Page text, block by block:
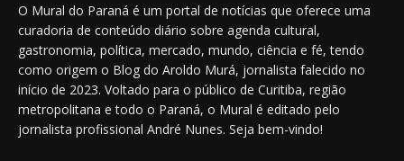
O Mural do Paraná é um portal de notícias que oferece uma
curadoria de conteúdo diário sobre agenda cultural,
gastronomia, política, mercado, mundo, ciência e fé, tendo
como origem o Blog do Aroldo Murá, jornalista falecido no
início de 2023. Voltado para o público de Curitiba, região
metropolitana e todo o Paraná, o Mural é editado pelo
jornalista profissional André Nunes. Seja bem-vindo!